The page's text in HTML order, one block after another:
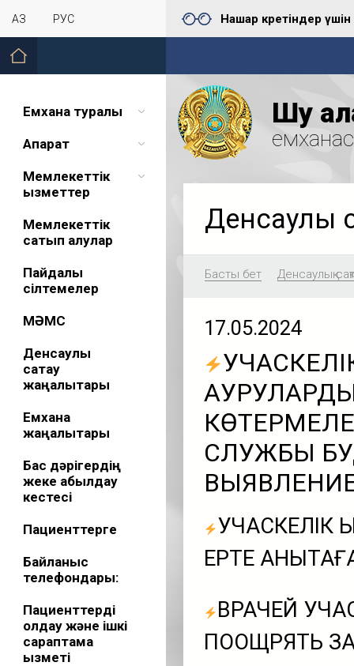
ҚАЗ РУС Нашар көретіндер үшін
Емхана туралы
Ақпарат
Мемлекеттік
қызметтер
Мемлекеттік
сатып алулар
Пайдалы
сілтемелер
МӘМС
Денсаулық
сақтау
жаңалықтары
Емхана
жаңалықтары
Бас дәрігердің
жеке қабылдау
кестесі
Пациенттерге
Байланыс
телефондары:
Пациенттерді
қолдау және ішкі
сараптама
қызметі
Шу
Денсаулық
Басты бет Денсаулық
17.05.2024
СЛУЖБЫ
УЧАСКЕЛІК
ЕРТЕ
ВРАЧЕЙ
ПООЩРЯТЬ